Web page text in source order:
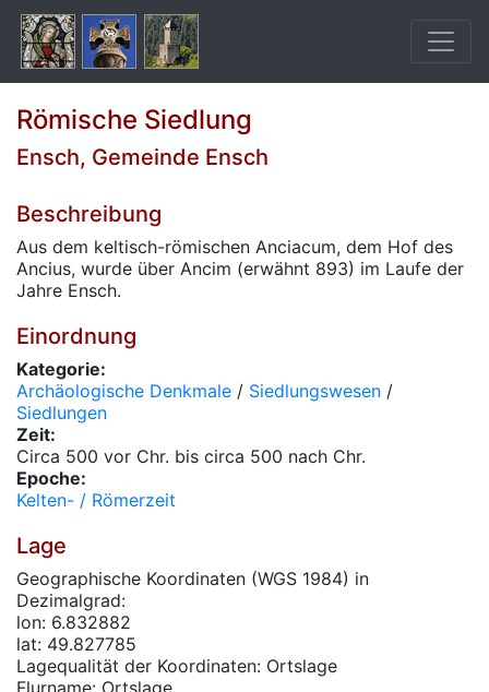
Römische Siedlung
Ensch, Gemeinde Ensch
Beschreibung
Aus dem keltisch-römischen Anciacum, dem Hof des
Ancius, wurde über Ancim (erwähnt 893) im Laufe der
Jahre Ensch.
Einordnung
Kategorie:
Archäologische Denkmale / Siedlungswesen /
Siedlungen
Zeit:
Circa 500 vor Chr. bis circa 500 nach Chr.
Epoche:
Kelten- / Römerzeit
Lage
Geographische Koordinaten (WGS 1984) in
Dezimalgrad:
lon: 6.832882
lat: 49.827785
Lagequalität der Koordinaten: Ortslage
Flurname: Ortslage